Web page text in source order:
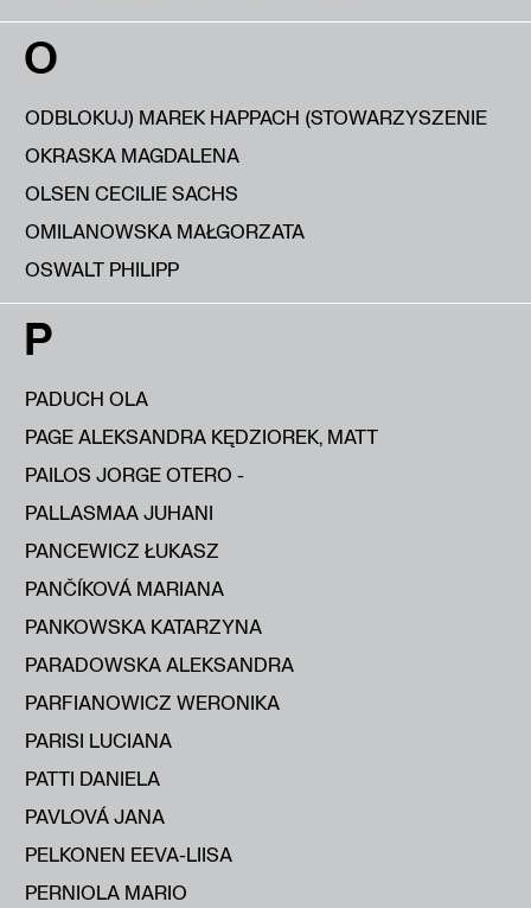
O
ODBLOKUJ) MAREK HAPPACH (STOWARZYSZENIE
OKRASKA MAGDALENA
OLSEN CECILIE SACHS
OMILANOWSKA MAŁGORZATA
OSWALT PHILIPP
P
PADUCH OLA
PAGE ALEKSANDRA KĘDZIOREK, MATT
PAILOS JORGE OTERO -
PALLASMAA JUHANI
PANCEWICZ ŁUKASZ
PANČÍKOVÁ MARIANA
PANKOWSKA KATARZYNA
PARADOWSKA ALEKSANDRA
PARFIANOWICZ WERONIKA
PARISI LUCIANA
PATTI DANIELA
PAVLOVÁ JANA
PELKONEN EEVA-LIISA
PERNIOLA MARIO